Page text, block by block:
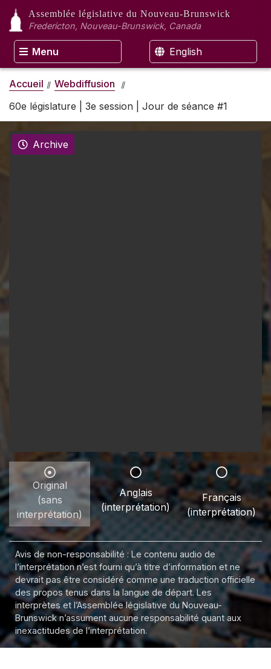
Assemblée législative du Nouveau-Brunswick
Fredericton, Nouveau-Brunswick, Canada
Menu English
Accueil
Webdiffusion
60e législature | 3e session | Jour de séance #1
Archive
Original
(sans
interprétation)
Anglais
(interprétation)
Français
(interprétation)
Avis de non-responsabilité : Le contenu audio de
l’interprétation n’est fourni qu’à titre d’information et ne
devrait pas être considéré comme une traduction officielle
des propos tenus dans la langue de départ. Les
interprètes et l’Assemblée législative du Nouveau-
Brunswick n’assument aucune responsabilité quant aux
inexactitudes de l’interprétation.